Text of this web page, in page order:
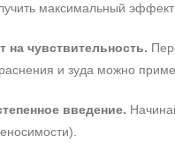
максимальный
на чувствительность.
и зуда можно
введение.